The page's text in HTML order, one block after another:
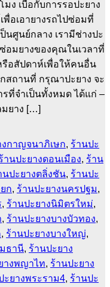
มง เบื่อกับการรอปะยาง
พื่อเอายางรถไปซ่อมที่
นศูนย์กลาง เรามีช่างปะ
มยางของคุณในเวลาที่
อสัปดาห์เพื่อให้คนอื่น
สถานที่ กรุณาปะยาง จะ
ที่จำเป็นทั้งหมด ได้แก่ –
ยาง […]
งกาญจนาภิเษก, ร้านปะ
านปะยางดอนเมือง, ร้าน
นปะยางตลิ่งชัน, ร้านปะ
ก, ร้านปะยางนครปฐม,
, ร้านปะยางนิมิตรใหม่,
, ร้านปะยางบางบัวทอง,
, ร้านปะยางบางใหญ่,
ธานี, ร้านปะยาง
างพญาไท, ร้านปะยาง
ะยางพระราม4, ร้านปะ